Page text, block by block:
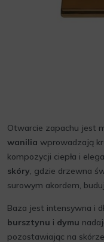
Otwarcie zapachu jest
wanilia wprowadzają
kompozycji ciepła i
skóry, gdzie drzewna
surowym akordem,
Baza jest intensywna i
bursztynu i dymu
pozostawiając na